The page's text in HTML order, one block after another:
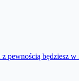
będziesz